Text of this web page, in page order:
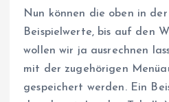
Nun können die oben in
Beispielwerte, bis auf den
wollen wir ja ausrechnen
mit der zugehörigen
gespeichert werden. Ein